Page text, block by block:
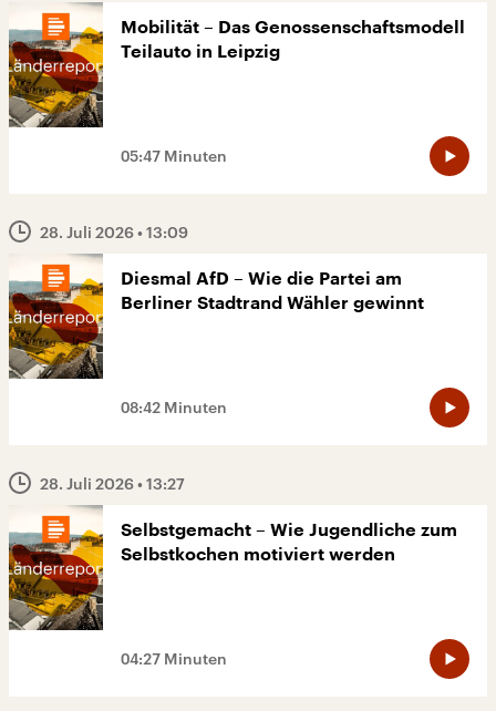
Mobilität – Das Genossenschaftsmodell
Teilauto in Leipzig
05:47 Minuten
28. Juli 2026• 13:09
Diesmal AfD – Wie die Partei am
Berliner Stadtrand Wähler gewinnt
08:42 Minuten
28. Juli 2026• 13:27
Selbstgemacht – Wie Jugendliche zum
Selbstkochen motiviert werden
04:27 Minuten